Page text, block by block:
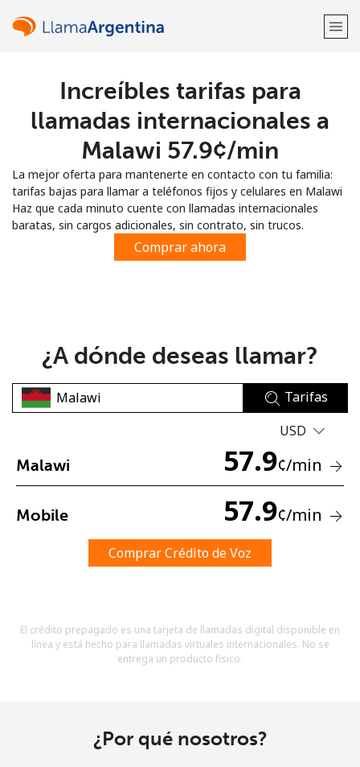
¡Bienvenido!
Regístrate con
No se ha creado una contraseña
Mínimo 8 caracteres
Un caracter especial
Al abrir una cuenta en este sitio web, estoy de acuerdo con
Términos y condiciones.
Increíbles tarifas para
llamadas internacionales a
Malawi ⁦57.9¢⁩/min
La mejor oferta para mantenerte en contacto con tu familia:
tarifas bajas para llamar a teléfonos fijos y celulares en Malawi
Haz que cada minuto cuente con llamadas internacionales
baratas, sin cargos adicionales, sin contrato, sin trucos.
Comprar ahora
¿A dónde deseas llamar?
Tarifas
USD
Malawi 57.9¢/min
Mobile 57.9¢/min
Comprar Crédito de Voz
El crédito prepagado es una tarjeta de llamadas digital disponible en
línea y está hecho para llamadas virtuales internacionales. No se
entrega un producto físico.
¿Por qué nosotros?